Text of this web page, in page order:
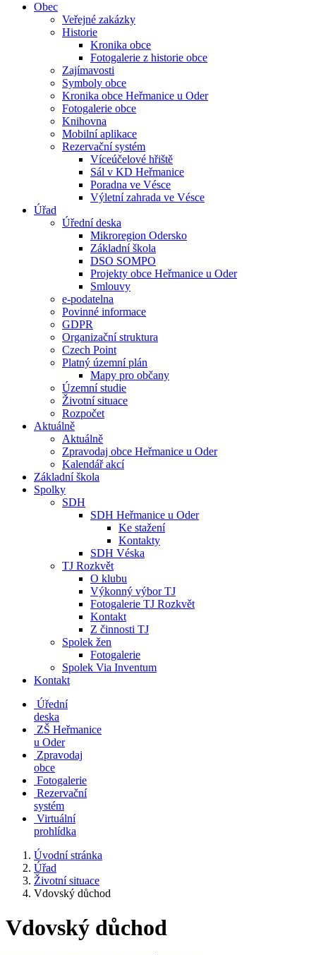
Obec
Veřejné zakázky
Historie
Kronika obce
Fotogalerie z historie obce
Zajímavosti
Symboly obce
Kronika obce Heřmanice u Oder
Fotogalerie obce
Knihovna
Mobilní aplikace
Rezervační systém
Víceúčelové hřiště
Sál v KD Heřmanice
Poradna ve Vésce
Výletní zahrada ve Vésce
Úřad
Úřední deska
Mikroregion Odersko
Základní škola
DSO SOMPO
Projekty obce Heřmanice u Oder
Smlouvy
e-podatelna
Povinné informace
GDPR
Organizační struktura
Czech Point
Platný územní plán
Mapy pro občany
Územní studie
Životní situace
Rozpočet
Aktuálně
Aktuálně
Zpravodaj obce Heřmanice u Oder
Kalendář akcí
Základní škola
Spolky
SDH
SDH Heřmanice u Oder
Ke stažení
Kontakty
SDH Véska
TJ Rozkvět
O klubu
Výkonný výbor TJ
Fotogalerie TJ Rozkvět
Kontakt
Z činnosti TJ
Spolek žen
Fotogalerie
Spolek Via Inventum
Kontakt
Úřední
deska
ZŠ Heřmanice
u Oder
Zpravodaj
obce
Fotogalerie
Rezervační
systém
Virtuální
prohlídka
Úvodní stránka
Úřad
Životní situace
Vdovský důchod
Vdovský důchod